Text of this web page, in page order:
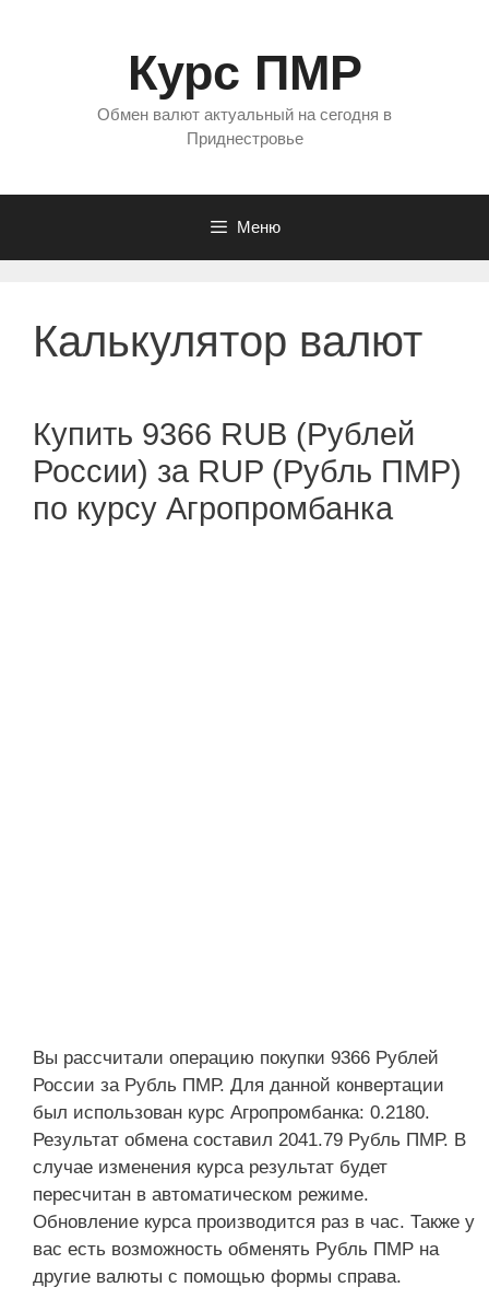
Курс ПМР
Обмен валют актуальный на сегодня в
Приднестровье
Меню
Калькулятор валют
Купить 9366 RUB (Рублей
России) за RUP (Рубль ПМР)
по курсу Агропромбанка
Вы рассчитали операцию покупки 9366 Рублей
России за Рубль ПМР. Для данной конвертации
был использован курс Агропромбанка: 0.2180.
Результат обмена составил 2041.79 Рубль ПМР. В
случае изменения курса результат будет
пересчитан в автоматическом режиме.
Обновление курса производится раз в час. Также у
вас есть возможность обменять Рубль ПМР на
другие валюты с помощью формы справа.